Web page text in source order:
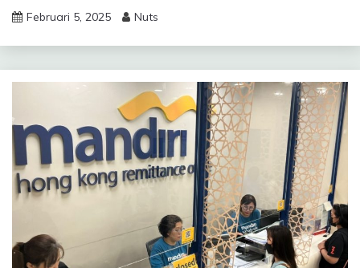
Februari 5, 2025 Nuts